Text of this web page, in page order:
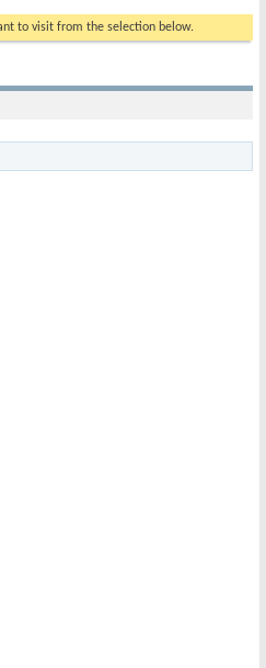
to visit from the selection below.